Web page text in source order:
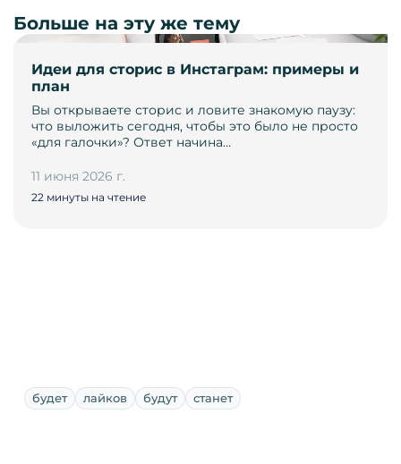
Идеи для сторис в Инстаграм: примеры и
план
Вы открываете сторис и ловите знакомую паузу:
что выложить сегодня, чтобы это было не просто
«для галочки»? Ответ начина…
11 июня 2026 г.
22 минуты на чтение
Больше на эту же тему
будет лайков будут станет